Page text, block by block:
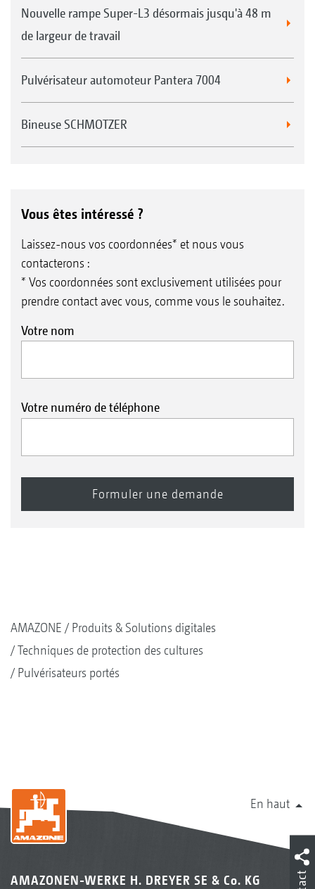
Nouvelle rampe Super-L3 désormais jusqu'à 48 m
de largeur de travail
Pulvérisateur automoteur Pantera 7004
Bineuse SCHMOTZER
Vous êtes intéressé ?
Laissez-nous vos coordonnées* et nous vous
contacterons :
* Vos coordonnées sont exclusivement utilisées pour
prendre contact avec vous, comme vous le souhaitez.
Votre nom
Votre numéro de téléphone
AMAZONE
Produits & Solutions digitales
Techniques de protection des cultures
Pulvérisateurs portés
En haut
AMAZONEN-WERKE H. DREYER SE & Co. KG